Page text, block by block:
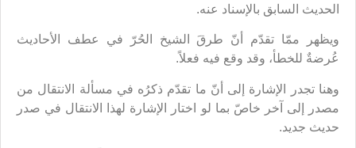
الحديث السابق بالإسناد عنه.
ويظهر ممّا تقدّم أنّ طرقَ الشيخ الحُرّ في عطف الأحاديث
عُرضةٌ للخطأ، وقد وقع فيه فعلاً.
وهنا تجدر الإشارة إلى أنّ ما تقدّم ذكرُه في مسألة الانتقال من
مصدر إلى آخر خاصّ بما لو اختار الإشارة لهذا الانتقال في صدر
حديث جديد.